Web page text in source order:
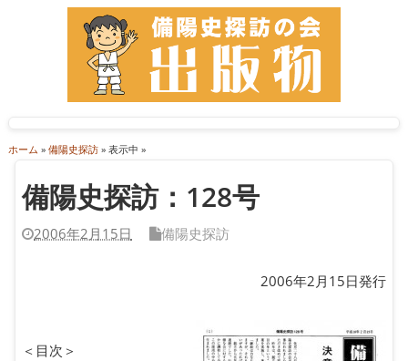
ホーム » 備陽史探訪» 表示中 »
備陽史探訪：128号
2006年2月15日 備陽史探訪
2006年2月15日発行
＜目次＞